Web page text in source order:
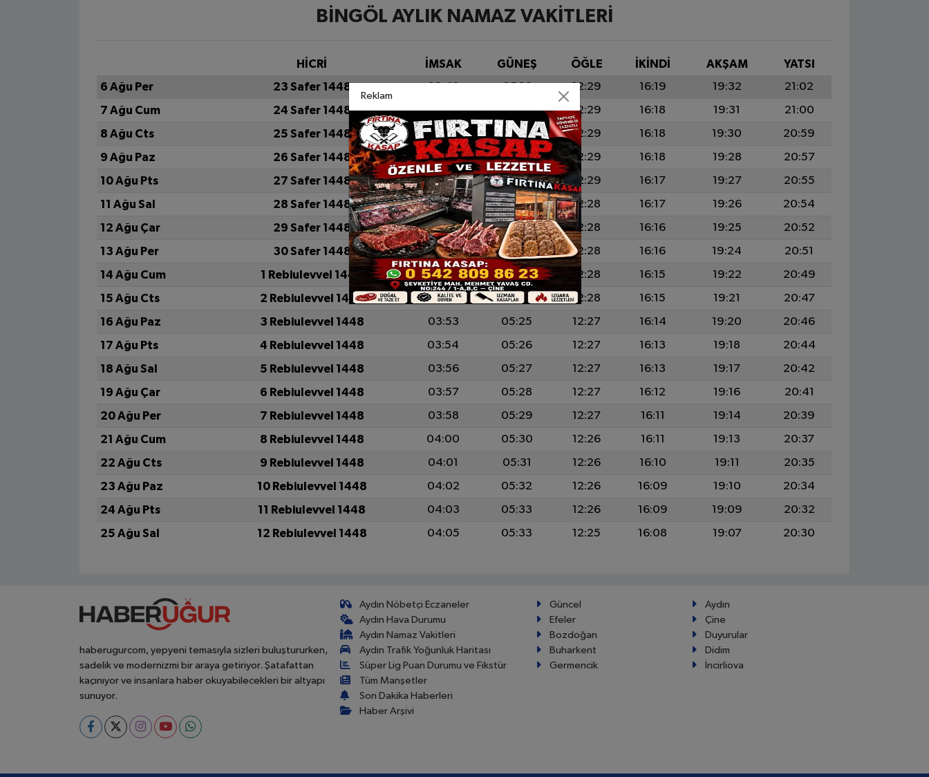
BINGÖL AYLIK NAMAZ VAKITLERI
HİCRİ İMSAK GÜNEŞ ÖĞLE İKINDI AKŞAM
YATSI
6 Ağu Per
23 Safer 1448 03:40 05:16 12:29 16:19 19:32
21:02
7 Ağu Cum
24 Safer 1448 03:41 05:17 12:29 16:18 19:31
21:00
8 Ağu Cts
25 Safer 1448 03:42 05:18 12:29 16:18 19:30
20:59
9 Ağu Paz
26 Safer 1448 03:44 05:19 12:29 16:18 19:28
20:57
10 Ağu Pts
27 Safer 1448 03:45 05:20 12:29 16:17 19:27
20:55
11 Ağu Sal
28 Safer 1448 03:46 05:21 12:28 16:17 19:26
20:54
12 Ağu Çar
29 Safer 1448 03:48 05:22 12:28 16:16 19:25
20:52
13 Ağu Per
30 Safer 1448 03:49 05:23 12:28 16:16 19:24
20:51
14 Ağu Cum
1 Rebiulevvel 1448 03:50 05:23 12:28 16:15 19:22
20:49
15 Ağu Cts
2 Rebiulevvel 1448 03:52 05:24 12:28 16:15 19:21
20:47
16 Ağu Paz
3 Rebiulevvel 1448 03:53 05:25 12:27 16:14 19:20
20:46
17 Ağu Pts
4 Rebiulevvel 1448 03:54 05:26 12:27 16:13 19:18
20:44
18 Ağu Sal
5 Rebiulevvel 1448 03:56 05:27 12:27 16:13 19:17
20:42
19 Ağu Çar
6 Rebiulevvel 1448 03:57 05:28 12:27 16:12 19:16
20:41
20 Ağu Per
7 Rebiulevvel 1448 03:58 05:29 12:27 16:11 19:14
20:39
21 Ağu Cum
8 Rebiulevvel 1448 04:00 05:30 12:26 16:11 19:13
20:37
22 Ağu Cts
9 Rebiulevvel 1448 04:01 05:31 12:26 16:10 19:11
20:35
23 Ağu Paz
10 Rebiulevvel 1448 04:02 05:32 12:26 16:09 19:10
20:34
24 Ağu Pts
11 Rebiulevvel 1448 04:03 05:33 12:26 16:09 19:09
20:32
25 Ağu Sal
12 Rebiulevvel 1448 04:05 05:33 12:25 16:08 19:07 20:30
haberugurcom, yepyeni temasıyla sizleri buluştururken,
sadelik ve modernizmi bir araya getiriyor. Şatafattan
kaçınıyor ve insanlara haber okuyabilecekleri bir altyapı
sunuyor.
Aydın Nöbetçi Eczaneler
Aydın Hava Durumu
Aydın Namaz Vakitleri
Aydın Trafik Yoğunluk Haritası
Süper Lig Puan Durumu ve Fikstür
Tüm Manşetler
Son Dakika Haberleri
Haber Arşivi
Güncel
Aydın
Efeler
Çine
Bozdoğan
Duyurular
Buharkent
Didim
Germencik
İncirliova
Reklam